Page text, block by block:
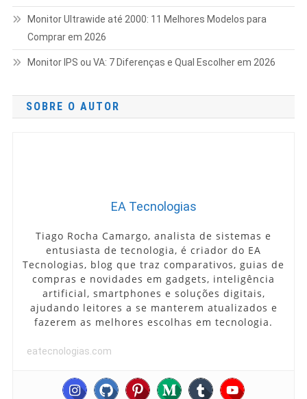
Monitor Ultrawide até 2000: 11 Melhores Modelos para
Comprar em 2026
Monitor IPS ou VA: 7 Diferenças e Qual Escolher em 2026
SOBRE O AUTOR
EA Tecnologias
Tiago Rocha Camargo, analista de sistemas e
entusiasta de tecnologia, é criador do EA
Tecnologias, blog que traz comparativos, guias de
compras e novidades em gadgets, inteligência
artificial, smartphones e soluções digitais,
ajudando leitores a se manterem atualizados e
fazerem as melhores escolhas em tecnologia.
eatecnologias.com